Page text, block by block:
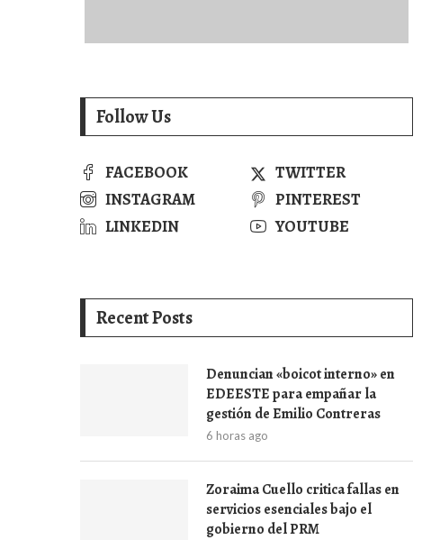
Follow Us
FACEBOOK
TWITTER
INSTAGRAM
PINTEREST
LINKEDIN
YOUTUBE
Recent Posts
Denuncian «boicot interno» en
EDEESTE para empañar la
gestión de Emilio Contreras
6 horas ago
Zoraima Cuello critica fallas en
servicios esenciales bajo el
gobierno del PRM